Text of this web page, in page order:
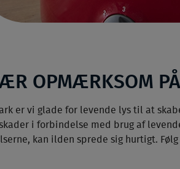
OPMÆRKSOM PÅ
er vi glade for levende lys til at
i forbindelse med brug af
kan ilden sprede sig hurtigt.